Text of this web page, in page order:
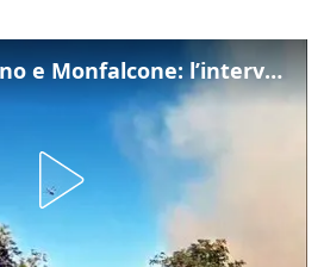
Incendio tra Duino e Monfalcone: l’intervento dei vigili del fuoco